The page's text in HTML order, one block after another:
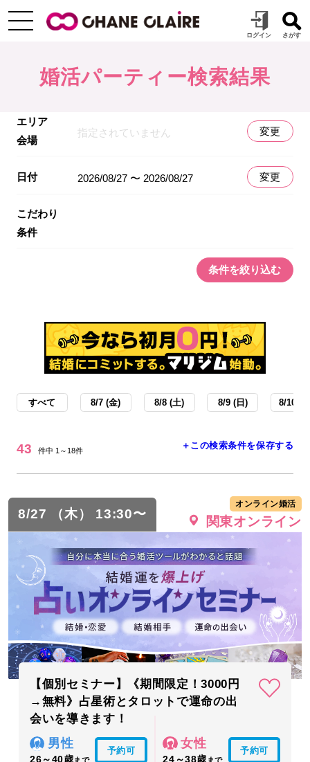
婚活パーティー検索結果
エリア
会場
指定されていません 変更
日付 2026/08/27 〜 2026/08/27 変更
こだわり
条件
条件を絞り込む
すべて 8/7 (金) 8/8 (土) 8/9 (日) 8/10 (
43 件中 1～18件 ＋この検索条件を保存する
8/27 （木） 13:30〜
オンライン婚活
関東オンライン
【個別セミナー】《期間限定！3000円
→無料》占星術とタロットで運命の出
会いを導きます！
男性
26～40歳まで
予約可
女性
24～38歳 まで
予約可